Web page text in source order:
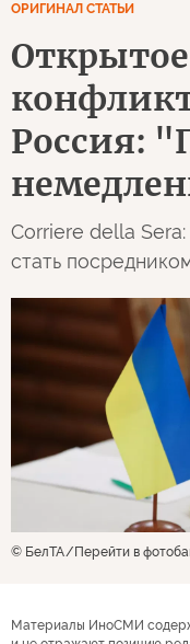
ОРИГИНАЛ СТАТЬИ
Россия:
Corriere della
стать
© БелТА Перейти в
Материалы ИноСМИ